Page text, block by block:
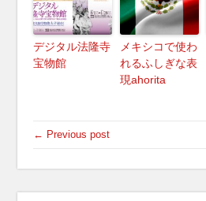
デジタル法隆寺
宝物館
メキシコで使わ
れるふしぎな表
現ahorita
← Previous post